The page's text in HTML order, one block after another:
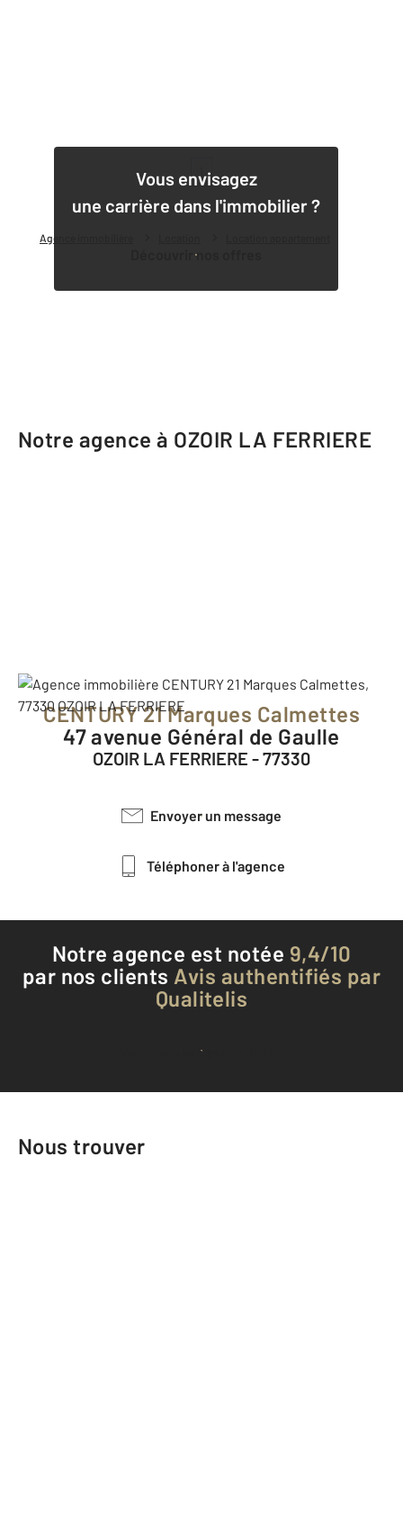
Agence immobilière
Vous envisagez
une carrière dans l'immobilier ?
Découvrir nos offres
1
Notre agence à OZOIR LA FERRIERE
CENTURY 21 Marques Calmettes
47 avenue Général de Gaulle
OZOIR LA FERRIERE - 77330
Envoyer un message
Téléphoner à l'agence
Notre agence est notée 9,4/10
par nos clients Avis authentifiés par
Qualitelis
Voir tous les avis clients
Nous trouver